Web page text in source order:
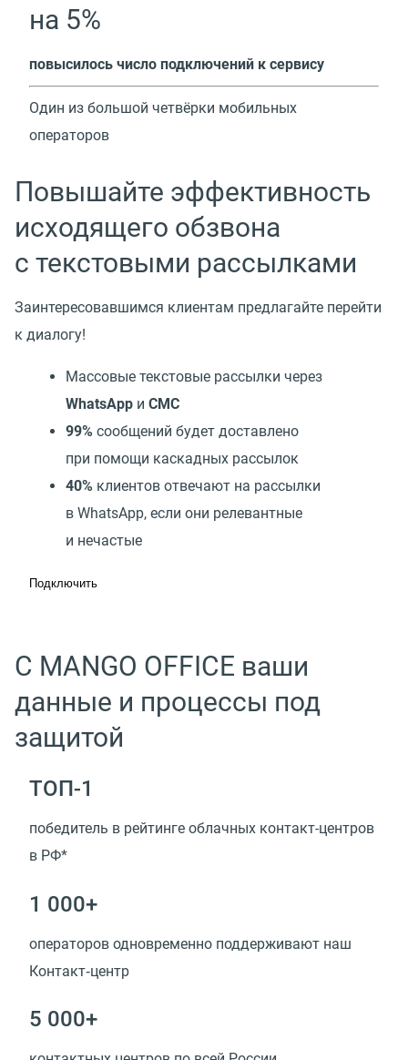
на 5%
повысилось число подключений к сервису
Один из большой четвёрки мобильных
операторов
Повышайте эффективность
исходящего обзвона
с текстовыми рассылками
Заинтересовавшимся клиентам предлагайте перейти
к диалогу!
Массовые текстовые рассылки через
WhatsApp и СМС
99% сообщений будет доставлено
при помощи каскадных рассылок
40% клиентов отвечают на рассылки
в WhatsApp, если они релевантные
и нечастые
Подключить
С MANGO OFFICE ваши
данные и процессы под
защитой
ТОП-1
победитель в рейтинге облачных контакт-центров
в РФ*
1 000+
операторов одновременно поддерживают наш
Контакт‑центр
5 000+